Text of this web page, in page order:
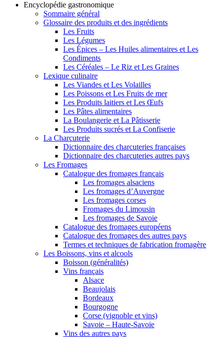
Encyclopédie gastronomique
Sommaire général
Glossaire des produits et des ingrédients
Les Fruits
Les Légumes
Les Épices – Les Huiles alimentaires et Les
Condiments
Les Céréales – Le Riz et Les Graines
Lexique culinaire
Les Viandes et Les Volailles
Les Poissons et Les Fruits de mer
Les Produits laitiers et Les Œufs
Les Pâtes alimentaires
La Boulangerie et La Pâtisserie
Les Produits sucrés et La Confiserie
La Charcuterie
Dictionnaire des charcuteries françaises
Dictionnaire des charcuteries autres pays
Les Fromages
Catalogue des fromages français
Les fromages alsaciens
Les fromages d’Auvergne
Les fromages corses
Fromages du Limousin
Les fromages de Savoie
Catalogue des fromages européens
Catalogue des fromages des autres pays
Termes et techniques de fabrication fromagère
Les Boissons, vins et alcools
Boisson (généralités)
Vins français
Alsace
Beaujolais
Bordeaux
Bourgogne
Corse (vignoble et vins)
Savoie – Haute-Savoie
Vins des autres pays